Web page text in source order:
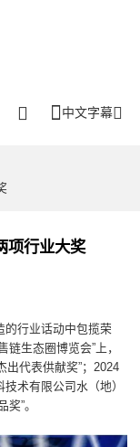
中文字幕
项行业大奖
的行业话动中包揽荣
生态圈博览会”上，
出代表供献奖”；2024
术有限公司水（地）
”。